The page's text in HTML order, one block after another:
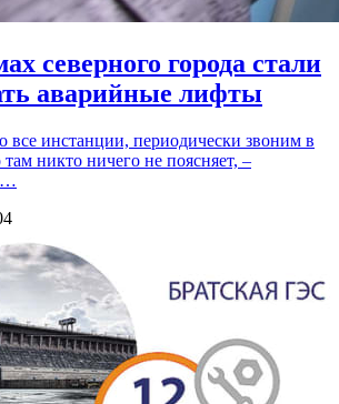
северного города стали
аварийные лифты
инстанции, периодически звоним в
никто ничего не поясняет, –